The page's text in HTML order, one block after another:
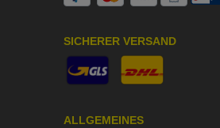
SICHERER VERSAND
ALLGEMEINES